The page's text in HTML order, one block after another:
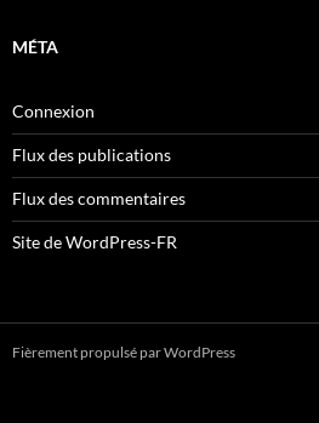
MÉTA
Connexion
Flux des publications
Flux des commentaires
Site de WordPress-FR
Fièrement propulsé par WordPress